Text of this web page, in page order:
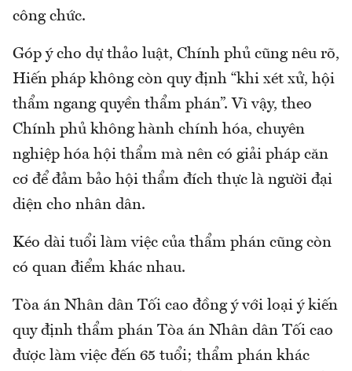
công chức.
Góp ý cho dự thảo luật, Chính phủ cũng nêu rõ,
Hiến pháp không còn quy định “khi xét xử, hội
thẩm ngang quyền thẩm phán”. Vì vậy, theo
Chính phủ không hành chính hóa, chuyên
nghiệp hóa hội thẩm mà nên có giải pháp căn
cơ để đảm bảo hội thẩm đích thực là người đại
diện cho nhân dân.
Kéo dài tuổi làm việc của thẩm phán cũng còn
có quan điểm khác nhau.
Tòa án Nhân dân Tối cao đồng ý với loại ý kiến
quy định thẩm phán Tòa án Nhân dân Tối cao
được làm việc đến 65 tuổi; thẩm phán khác